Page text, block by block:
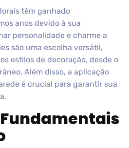
têm ganhado
anos devido à sua
personalidade e charme a
são uma escolha versátil,
estilos de decoração, desde o
Além disso, a aplicação
é crucial para garantir sua